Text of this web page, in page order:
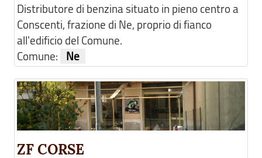
Distributore di benzina situato in pieno centro a
Conscenti, frazione di Ne, proprio di fianco
all'edificio del Comune.
Comune:
Ne
ZF CORSE